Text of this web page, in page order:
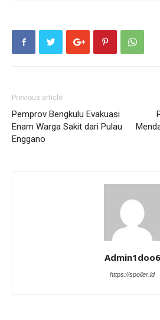
Previous article
Pemprov Bengkulu Evakuasi
Enam Warga Sakit dari Pulau
Enggano
Admin1doo6
https://spoiler.id